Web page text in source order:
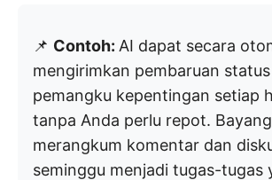
📌 Contoh: AI dapat secara
mengirimkan pembaruan
pemangku kepentingan setiap
tanpa Anda perlu repot.
merangkum komentar dan
seminggu menjadi tugas-tugas